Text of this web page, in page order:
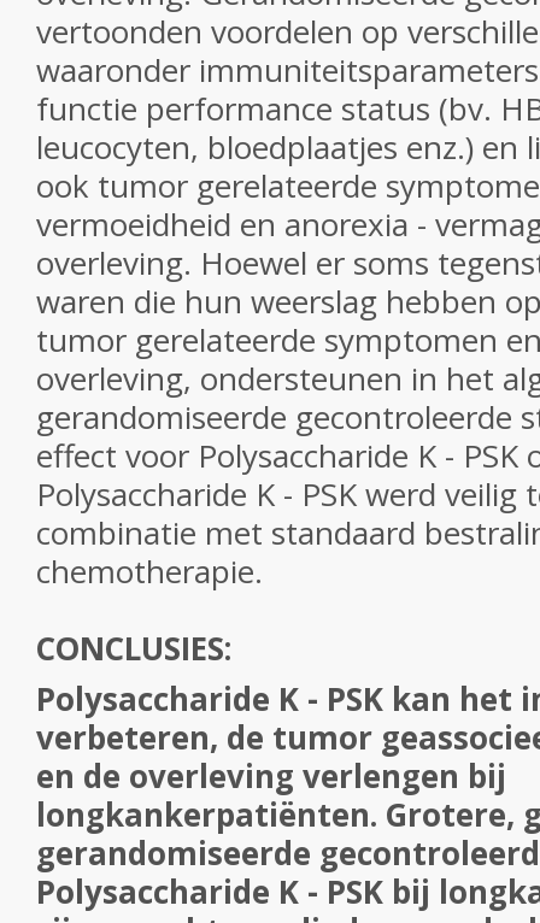
vertoonden voordelen op
waaronder
functie performance status (bv.
leucocyten, bloedplaatjes enz.) en
ook tumor gerelateerde
vermoeidheid en anorexia -
overleving. Hoewel er soms
waren die hun weerslag hebben
tumor gerelateerde symptomen
overleving, ondersteunen in het
gerandomiseerde gecontroleerde
effect voor Polysaccharide K - PSK
Polysaccharide K - PSKwerd veilig
combinatie met standaard
chemotherapie.
CONCLUSIES:
Polysaccharide K - PSK kan het
verbeteren, de tumor
en de overleving verlengen bij
longkankerpatiënten. Grotere,
gerandomiseerde
Polysaccharide K - PSK bij